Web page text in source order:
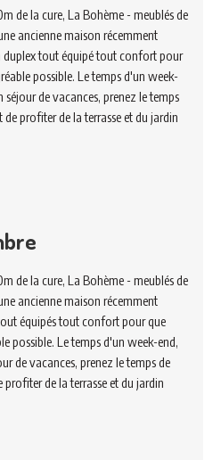
de la cure, La Bohème - meublés de
ancienne maison récemment
duplex tout équipé tout confort pour
possible. Le temps d'un week-
de vacances, prenez le temps
profiter de la terrasse et du jardin
de la cure, La Bohème - meublés de
ancienne maison récemment
équipés tout confort pour que
possible. Le temps d'un week-end,
de vacances, prenez le temps de
de la terrasse et du jardin